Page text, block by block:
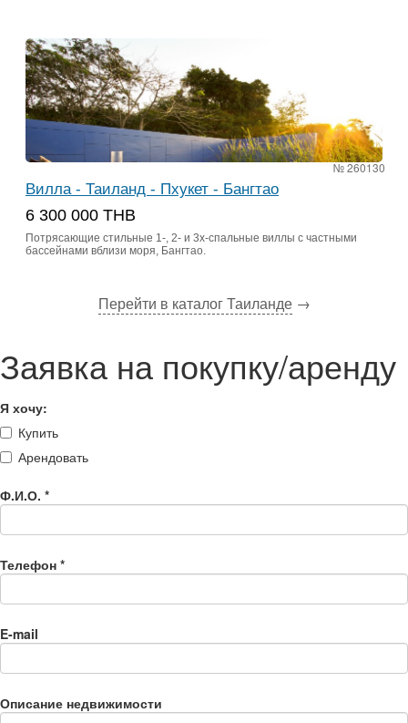
№ 260130
Вилла - Таиланд - Пхукет - Бангтао
6 300 000 THB
Потрясающие стильные 1-, 2- и 3х-спальные виллы с частными
бассейнами вблизи моря, Бангтао.
Перейти в каталог Таиланде→
Заявка на покупку/аренду
Я хочу:
Купить
Арендовать
Ф.И.О. *
Телефон *
E-mail
Описание недвижимости